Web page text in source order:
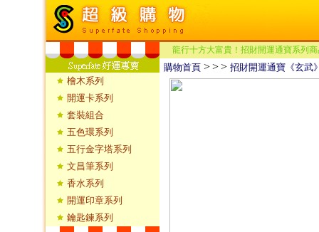
檜木系列
開運卡系列
套裝組合
五色環系列
五行金字塔系列
文昌筆系列
香水系列
開運印章系列
鑰匙鍊系列
龍行十方大富貴！招財開運通寶系列
購物首頁 >>> 招財開運通寶《玄武